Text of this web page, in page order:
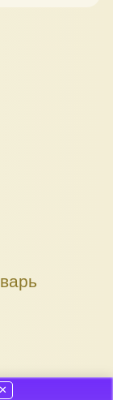
✕